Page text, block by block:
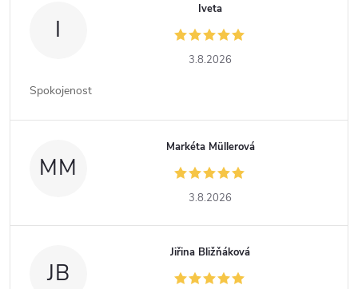
I
Iveta
3.8.2026
Spokojenost
MM
Markéta Müllerová
3.8.2026
JB
Jiřina Bližňáková